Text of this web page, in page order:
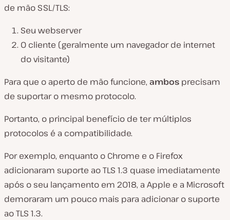
de mão SSL/TLS:
Seu webserver
O cliente (geralmente um navegador de internet
do visitante)
Para que o aperto de mão funcione, ambos precisam
de suportar o mesmo protocolo.
Portanto, o principal benefício de ter múltiplos
protocolos é a compatibilidade.
Por exemplo, enquanto o Chrome e o Firefox
adicionaram suporte ao TLS 1.3 quase imediatamente
após o seu lançamento em 2018, a Apple e a Microsoft
demoraram um pouco mais para adicionar o suporte
ao TLS 1.3.